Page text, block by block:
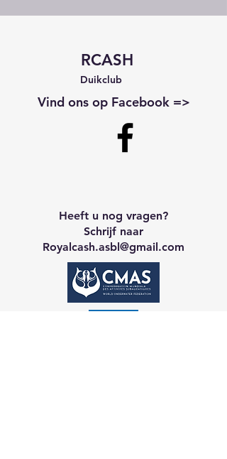
RCASH
Duikclub
Vind ons op Facebook =>
Heeft u nog vragen?
Schrijf naar
Royalcash.asbl@gmail.com